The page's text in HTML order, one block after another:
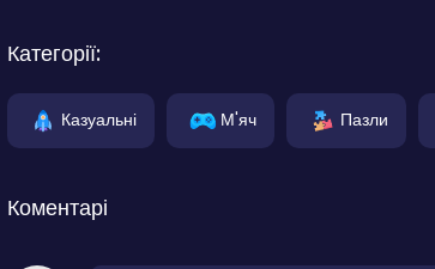
Категорії:
Казуальні М'яч Пазли
Коментарі